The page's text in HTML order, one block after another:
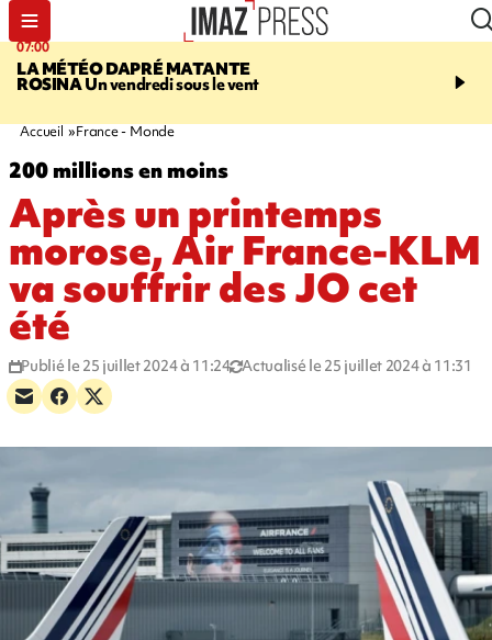
07:00
LA MÉTÉO DAPRÉ MATANTE
ROSINAUn vendredi sous le vent
07:58
téléphérique Papang
Accueil France - Monde
200 millions en moins
Après un printemps
morose, Air France-KLM
va souffrir des JO cet
été
Publié le 25 juillet 2024 à 11:24 Actualisé le 25 juillet 2024 à 11:31